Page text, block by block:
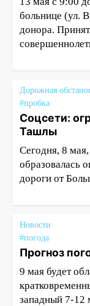
больнице (ул.
донора.
Дорожная
#пробка
Соцсети:
Ташлы
Сегодня, 8
образовалась
дороги от
Новости
#погода
Прогноз
9 мая будет
западный 7-12